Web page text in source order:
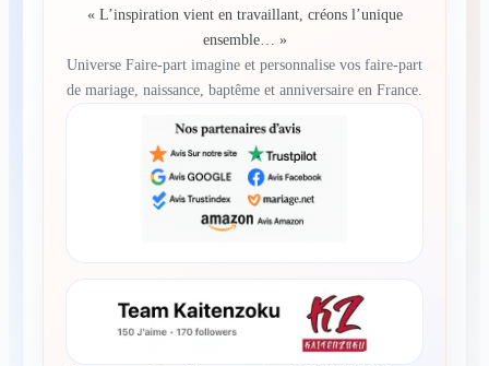
« L’inspiration vient en travaillant, créons l’unique
ensemble… »
Universe Faire-part imagine et personnalise vos faire-part
de mariage, naissance, baptême et anniversaire en France.